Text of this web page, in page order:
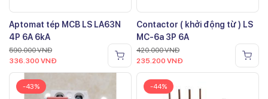
Aptomat tép MCB LS LA63N
4P 6A 6kA
590.000VNĐ
336.300 VNĐ
Contactor ( khởi động từ ) LS
MC-6a 3P 6A
420.000VNĐ
235.200 VNĐ
-43% -44%